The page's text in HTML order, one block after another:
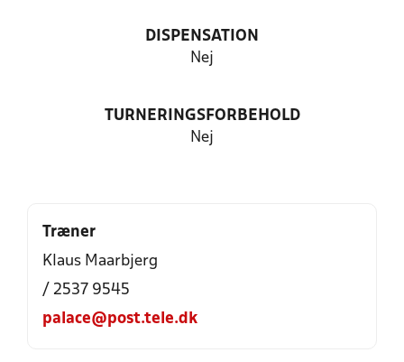
DISPENSATION
Nej
TURNERINGSFORBEHOLD
Nej
Træner
Klaus Maarbjerg
/ 2537 9545
palace@post.tele.dk